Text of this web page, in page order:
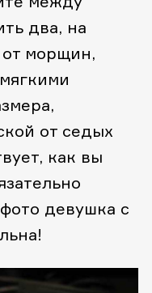
два, на
от морщин,
от седых
как вы
девушка с